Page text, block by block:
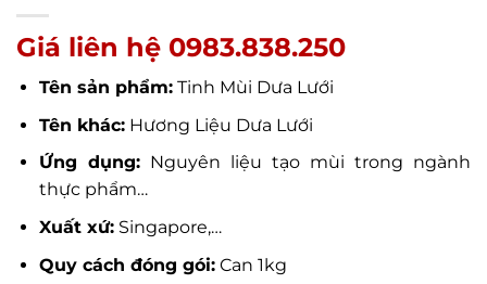
Giá liên hệ 0983.838.250
Tên sản phẩm:Tinh Mùi Dưa Lưới
Tên khác:Hương Liệu Dưa Lưới
Ứng dụng:Nguyên liệu tạo mùi trong ngành
thực phẩm…
Xuất xứ:Singapore,…
Quy cách đóng gói:Can 1kg